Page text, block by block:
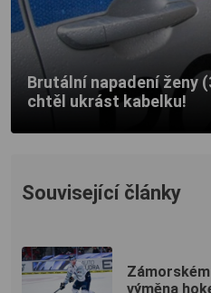
Brutální napadení ženy
chtěl ukrást kabelku!
Související články
výměna